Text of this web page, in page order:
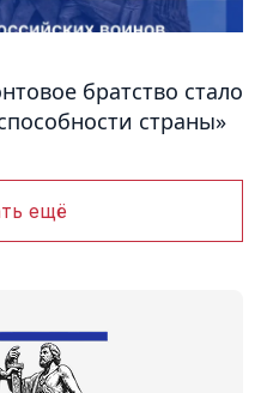
братство стало
страны»
ещё